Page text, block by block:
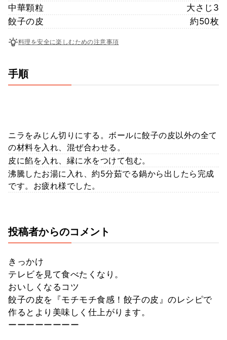
中華顆粒
大さじ3
餃子の皮
約50枚
料理を安全に楽しむための注意事項
手順
ニラをみじん切りにする。ボールに餃子の皮以外の全て
の材料を入れ、混ぜ合わせる。
皮に餡を入れ、縁に水をつけて包む。
沸騰したお湯に入れ、約5分茹でる鍋から出したら完成
です。お疲れ様でした。
投稿者からのコメント
きっかけ
テレビを見て食べたくなり。
おいしくなるコツ
餃子の皮を『モチモチ食感！餃子の皮』のレシピで
作るとより美味しく仕上がります。
ーーーーーーーー